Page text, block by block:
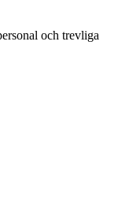
och trevliga